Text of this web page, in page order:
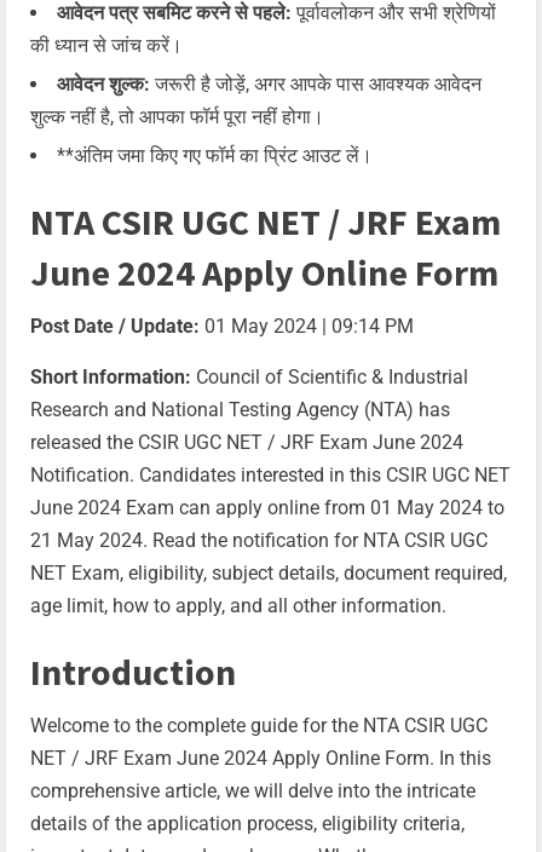
आवेदन पत्र सबमिट करने से पहले: पूर्वावलोकन और सभी श्रेणियों
की ध्यान से जांच करें।
आवेदन शुल्क: जरूरी है जोड़ें, अगर आपके पास आवश्यक आवेदन
शुल्क नहीं है, तो आपका फॉर्म पूरा नहीं होगा।
**अंतिम जमा किए गए फॉर्म का प्रिंट आउट लें।
NTA CSIR UGC NET / JRF Exam
June 2024 Apply Online Form
Post Date / Update: 01 May 2024 | 09:14 PM
Short Information: Council of Scientific & Industrial
Research and National Testing Agency (NTA) has
released the CSIR UGC NET / JRF Exam June 2024
Notification. Candidates interested in this CSIR UGC NET
June 2024 Exam can apply online from 01 May 2024 to
21 May 2024. Read the notification for NTA CSIR UGC
NET Exam, eligibility, subject details, document required,
age limit, how to apply, and all other information.
Introduction
Welcome to the complete guide for the NTA CSIR UGC
NET / JRF Exam June 2024 Apply Online Form. In this
comprehensive article, we will delve into the intricate
details of the application process, eligibility criteria,